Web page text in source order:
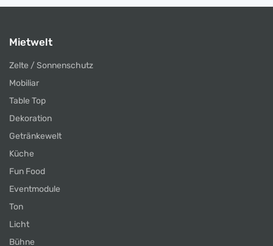
Mietwelt
Zelte / Sonnenschutz
Mobiliar
Table Top
Dekoration
Getränkewelt
Küche
Fun Food
Eventmodule
Ton
Licht
Bühne